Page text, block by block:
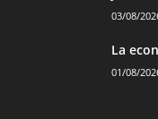
03/08/
La
01/08/